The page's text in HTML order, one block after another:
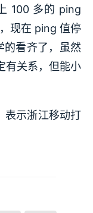
100 多的 ping
现在 ping 值停
的看齐了，虽然
有关系，但能小
表示浙江移动打